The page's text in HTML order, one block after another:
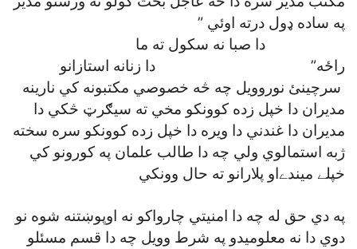
په ساده ډول درته اوئي ”
دا صبا نه سکول ته ما
راځه” دا زنانه استازانو
سرچينئ نوروويل چه څه خصوصي مکتبونه کي نارينه
مديران دا خپل زده کوونکو مخي ته سيګرټ څکي دا
مديران دا غندني دا ويره دا خپل زده کوونکو سره سخته
ژبه استمالوي ولي چه دا طالب علمان په کورونو کي
خپلے ميندےاو پلارانو ته حال وونکي
په دي حق له چه دا امنيتي چارواکو نه اوپوښتنه شوه نو
دوي دا نه معلوميدو په شرط وويل چه دا قسم مسئلو